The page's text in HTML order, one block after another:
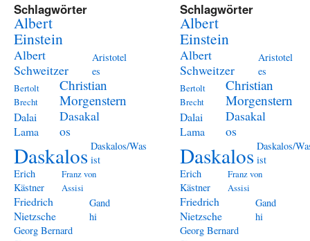
Schlagwörter
Albert
Einstein
Albert
Schweitzer
Aristotel
es
Bertolt
Brecht
Christian
Morgenstern
Dalai
Lama
Dasakal
os
Daskalos Daskalos/Was
ist
Erich
Kästner
Franz von
Assisi
Friedrich
Nietzsche
Gand
hi
Georg Bernard
Schlagwörter
Albert
Einstein
Albert
Schweitzer
Aristotel
es
Bertolt
Brecht
Christian
Morgenstern
Dalai
Lama
Dasakal
os
Daskalos Daskalos/
ist
Erich
Kästner
Franz von
Assisi
Friedrich
Nietzsche
Gand
hi
Georg Bernard